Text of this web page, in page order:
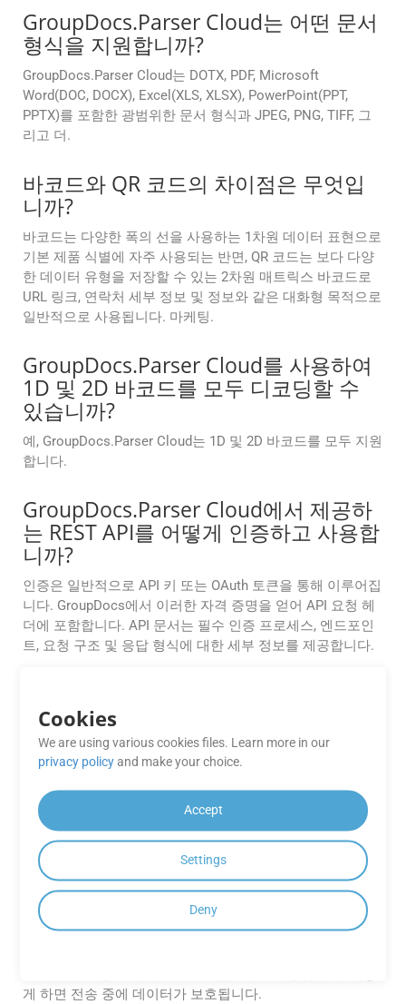
GroupDocs.Parser Cloud는 어떤 문서
형식을 지원합니까?
GroupDocs.Parser Cloud는 DOTX, PDF, Microsoft
Word(DOC, DOCX), Excel(XLS, XLSX), PowerPoint(PPT,
PPTX)를 포함한 광범위한 문서 형식과 JPEG, PNG, TIFF, 그
리고 더.
바코드와 QR 코드의 차이점은 무엇입
니까?
바코드는 다양한 폭의 선을 사용하는 1차원 데이터 표현으로
기본 제품 식별에 자주 사용되는 반면, QR 코드는 보다 다양
한 데이터 유형을 저장할 수 있는 2차원 매트릭스 바코드로
URL 링크, 연락처 세부 정보 및 정보와 같은 대화형 목적으로
일반적으로 사용됩니다. 마케팅.
GroupDocs.Parser Cloud를 사용하여
1D 및 2D 바코드를 모두 디코딩할 수
있습니까?
예, GroupDocs.Parser Cloud는 1D 및 2D 바코드를 모두 지원
합니다.
GroupDocs.Parser Cloud에서 제공하
는 REST API를 어떻게 인증하고 사용합
니까?
인증은 일반적으로 API 키 또는 OAuth 토큰을 통해 이루어집
니다. GroupDocs에서 이러한 자격 증명을 얻어 API 요청 헤
더에 포함합니다. API 문서는 필수 인증 프로세스, 엔드포인
트, 요청 구조 및 응답 형식에 대한 세부 정보를 제공합니다.
는 SDK는 어떤 프로그래밍 언어를 지원
합니까?
GroupDocs.Parser Cloud는.NET,Java
되는 프로그래밍 언어용 SDK를 제공합니다. (../../../php/),
Python
. 이러한 SDK는 GroupDocs.Parser
Cloud를 응용 프로그램에 쉽게 통합하는 데 도움이 됩니다.
GroupDocs.Parser Cloud는 문서 처리
중 데이터 보호를 위해 어떤 보안 조치
를 취하고 있습니까?
게 하면 전송 중에 데이터가 보호됩니다.
Cookies
We are using various cookies files. Learn more in our
privacy policyand make your choice.
Accept
Settings
Deny